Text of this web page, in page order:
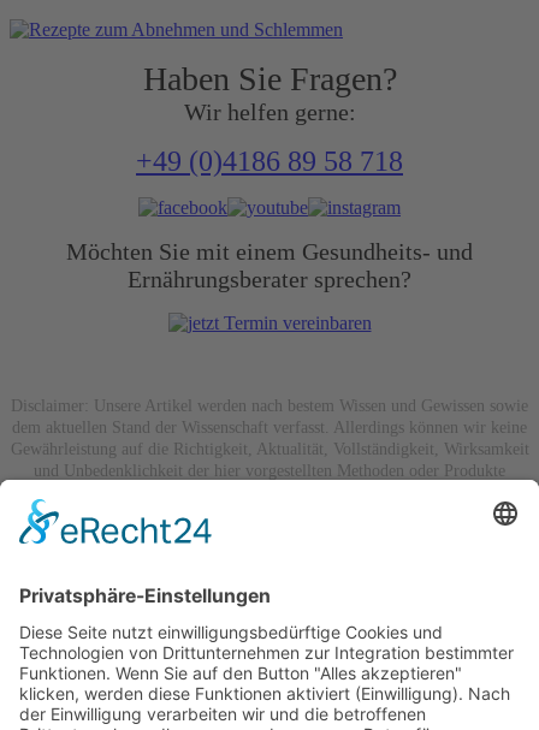
Haben Sie Fragen?
Wir helfen gerne:
+49 (0)4186 89 58 718
Möchten Sie mit einem Gesundheits- und
Ernährungsberater sprechen?
Disclaimer: Unsere Artikel werden nach bestem Wissen und Gewissen sowie
dem aktuellen Stand der Wissenschaft verfasst. Allerdings können wir keine
Gewährleistung auf die Richtigkeit, Aktualität, Vollständigkeit, Wirksamkeit
und Unbedenklichkeit der hier vorgestellten Methoden oder Produkte
Unterhaltung und können auf keinen Fall eine Diagnose oder
Therapieanweisung, die auf Ihre Person zugeschnitten ist, ersetzen. Bei
jedem Menschen zu anderen Ergebnissen führen. Achten Sie bitte bei
Produkten jeweils auf die offiziellen Herstellerangaben, um eine sichere und
ordnungsgemäße Nutzung zu gewährleisten.
Hinweis: mit º gekennzeichnete Links sind Partnerlinks, für die wir eine
kleine Vergütung bekommen, wenn Sie dort bestellen.